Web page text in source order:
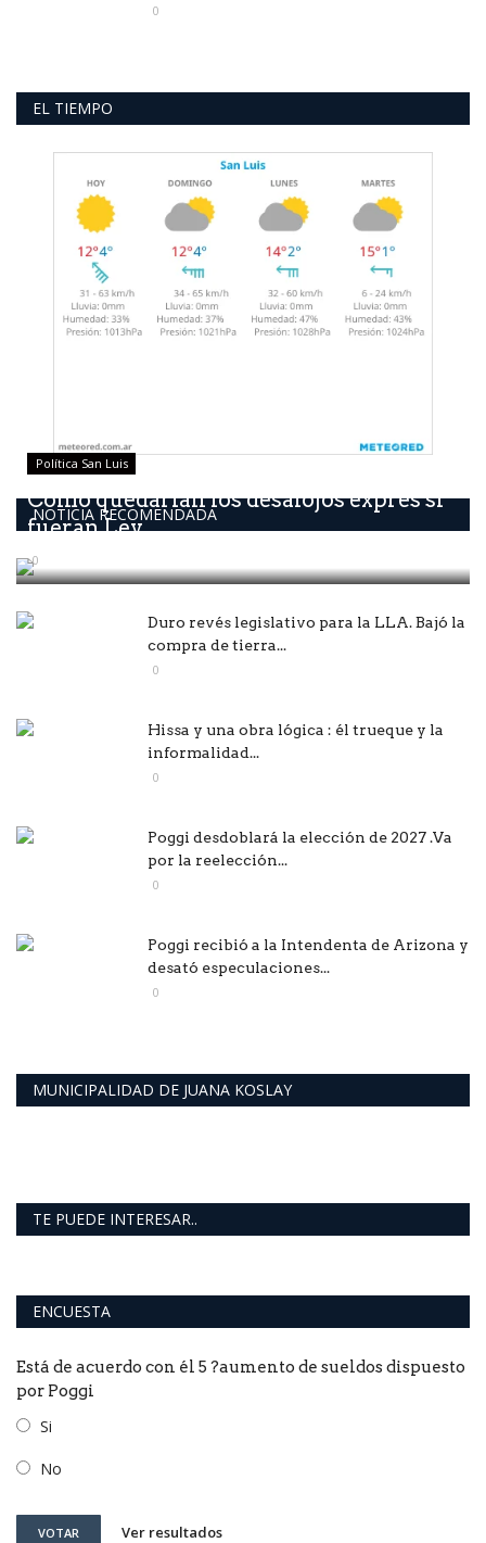
0
EL TIEMPO
NOTICIA RECOMENDADA
Política San Luis
Como quedarían los desalojos exprés si
fueran Ley
0
Duro revés legislativo para la LLA. Bajó la
compra de tierra...
0
Hissa y una obra lógica : él trueque y la
informalidad...
0
Poggi desdoblará la elección de 2027 .Va
por la reelección...
0
Poggi recibió a la Intendenta de Arizona y
desató especulaciones...
0
MUNICIPALIDAD DE JUANA KOSLAY
TE PUEDE INTERESAR..
ENCUESTA
Está de acuerdo con él 5 ?aumento de sueldos dispuesto
por Poggi
Si
No
VOTAR Ver resultados